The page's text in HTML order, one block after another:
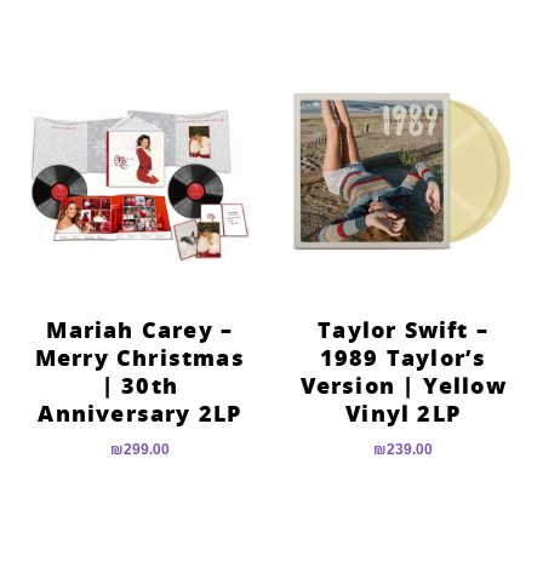
Taylor Swift –
1989 Taylor’s
Version | Yellow
Vinyl 2LP
₪239.00
Mariah Carey –
Merry Christmas
| 30th
Anniversary 2LP
₪299.00